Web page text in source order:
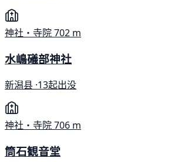
神社・寺院702 m
水嶋礒部神社
新潟县 ·13起出没
神社・寺院706 m
筒石観音堂